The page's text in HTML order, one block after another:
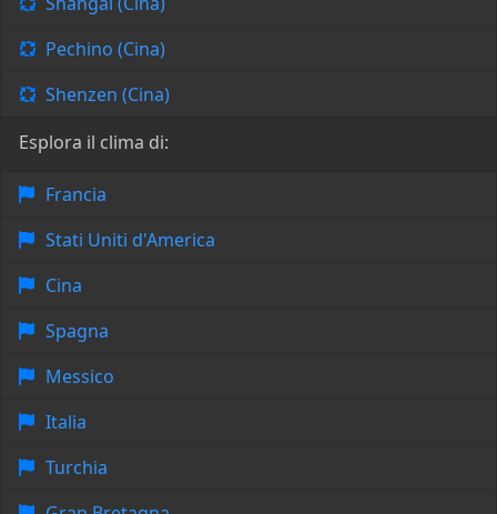
Pechino (Cina)
Shenzen (Cina)
Esplora il clima di:
Francia
Stati Uniti d'America
Cina
Spagna
Messico
Italia
Turchia